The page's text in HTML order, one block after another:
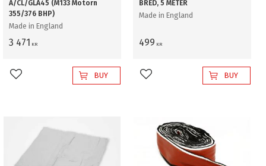
A/CL/GLA45 (M133 Motorn
355/376 BHP)
Made in England
3 471 KR
Add to favorites BUY
BRED, 5 METER
Made in England
499 KR
Add to favorites BUY